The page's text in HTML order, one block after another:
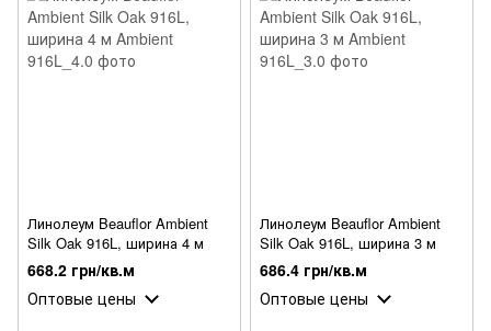
Линолеум Beauflor Ambient
Silk Oak 916L, ширина 4 м
668.2 грн/кв.м
Оптовые цены
Линолеум Beauflor Ambient
Silk Oak 916L, ширина 3 м
686.4 грн/кв.м
Оптовые цены